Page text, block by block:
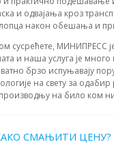
и одвајања кроз
након обешања и
сусрећете, МИНИПРЕСС
и наша услуга је
брзо испуњавају
на свету за
на било ком
СМАЊИТИ ЦЕНУ?